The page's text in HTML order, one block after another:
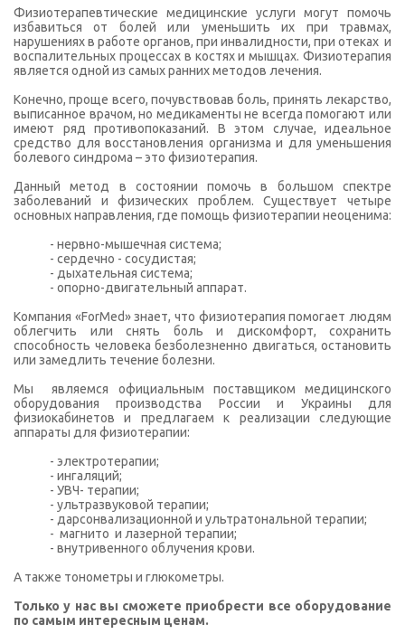
Физиотерапевтические медицинские услуги могут помочь
избавиться от болей или уменьшить их при травмах,
нарушениях в работе органов, при инвалидности, при отеках и
воспалительных процессах в костях и мышцах. Физиотерапия
является одной из самых ранних методов лечения.
Конечно, проще всего, почувствовав боль, принять лекарство,
выписанное врачом, но медикаменты не всегда помогают или
имеют ряд противопоказаний. В этом случае, идеальное
средство для восстановления организма и для уменьшения
болевого синдрома – это физиотерапия.
Данный метод в состоянии помочь в большом спектре
заболеваний и физических проблем. Существует четыре
основных направления, где помощь физиотерапии неоценима:
- нервно-мышечная система;
- сердечно - сосудистая;
- дыхательная система;
- опорно-двигательный аппарат.
Компания «ForMed» знает, что физиотерапия помогает людям
облегчить или снять боль и дискомфорт, сохранить
способность человека безболезненно двигаться, остановить
или замедлить течение болезни.
Мы являемся официальным поставщиком медицинского
оборудования производства России и Украины для
физиокабинетов и предлагаем к реализации следующие
аппараты для физиотерапии:
- электротерапии;
- ингаляций;
- УВЧ- терапии;
- ультразвуковой терапии;
- дарсонвализационной и ультратональной терапии;
- магнито и лазерной терапии;
- внутривенного облучения крови.
А также тонометры и глюкометры.
Только у нас вы сможете приобрести все оборудование
по самым интересным ценам.